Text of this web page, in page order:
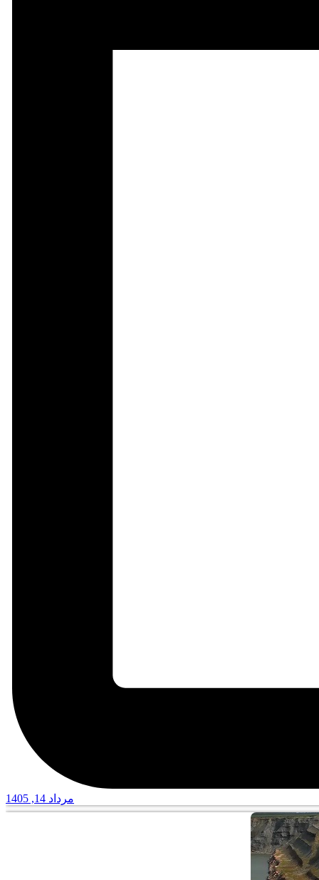
مرداد 14, 1405